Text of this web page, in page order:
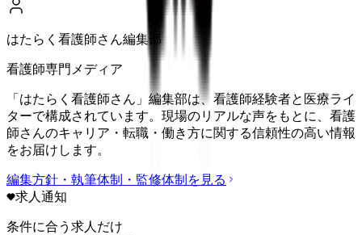
はたらく看護師さん編集部
看護師専門メディア
「はたらく看護師さん」編集部は、看護師経験者と医療ライ
ターで構成されています。現場のリアルな声をもとに、看護
師さんのキャリア・転職・働き方に関する信頼性の高い情報
をお届けします。
編集方針・執筆体制・監修体制を見る
求人通知
条件に合う求人だけ